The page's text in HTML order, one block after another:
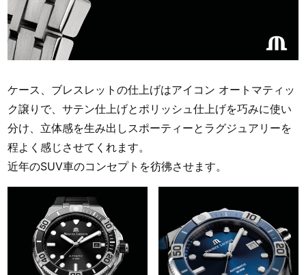
ケース、ブレスレットの仕上げはアイコン オートマティッ
ク譲りで、サテン仕上げとポリッシュ仕上げを巧みに使い
分け、立体感を生み出しスポーティーとラグジュアリーを
程よく感じさせてくれます。
近年のSUV車のコンセプトを彷彿させます。